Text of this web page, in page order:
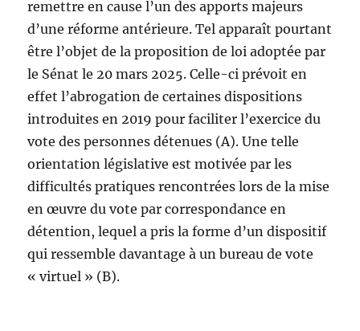
remettre en cause l’un des apports majeurs
d’une réforme antérieure. Tel apparaît pourtant
être l’objet de la proposition de loi adoptée par
le Sénat le 20 mars 2025. Celle-ci prévoit en
effet l’abrogation de certaines dispositions
introduites en 2019 pour faciliter l’exercice du
vote des personnes détenues (A). Une telle
orientation législative est motivée par les
difficultés pratiques rencontrées lors de la mise
en œuvre du vote par correspondance en
détention, lequel a pris la forme d’un dispositif
qui ressemble davantage à un bureau de vote
« virtuel » (B).